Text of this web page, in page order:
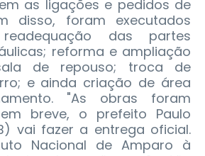
as ligações e pedidos de
disso, foram executados
das partes
reforma e ampliação
de repouso; troca de
e ainda criação de área
"As obras foram
breve, o prefeito Paulo
vai fazer a entrega oficial.
Nacional de Amparo à